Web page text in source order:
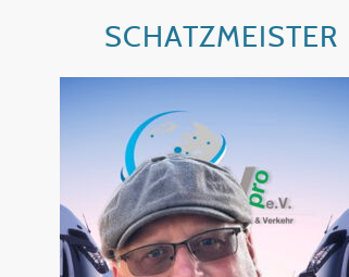
SCHATZMEISTER